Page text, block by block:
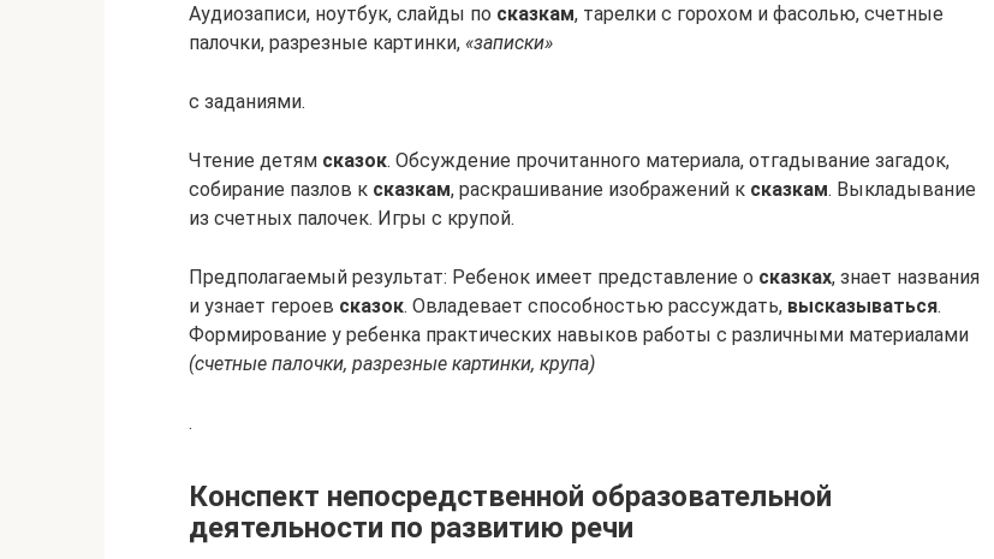
Аудиозаписи, ноутбук, слайды по сказкам, тарелки с горохом и фасолью, счетные
палочки, разрезные картинки, «записки»
с заданиями.
Чтение детям сказок. Обсуждение прочитанного материала, отгадывание загадок,
собирание пазлов к сказкам, раскрашивание изображений к сказкам. Выкладывание
из счетных палочек. Игры с крупой.
Предполагаемый результат: Ребенок имеет представление о сказках, знает названия
и узнает героев сказок. Овладевает способностью рассуждать, высказываться.
Формирование у ребенка практических навыков работы с различными материалами
(счетные палочки, разрезные картинки, крупа)
.
Конспект непосредственной образовательной
деятельности по развитию речи